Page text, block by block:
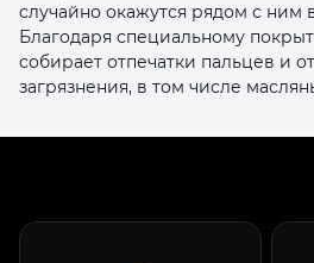
случайно окажутся рядом с ним
Благодаря специальному
собирает отпечатки пальцев и
загрязнения, в том числе